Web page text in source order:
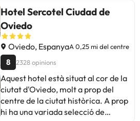
que hi ha crítiques sobre el gimnàs i
esmorzar, la majoria valora
positivament l'estada. Ideal per als
que busquen comoditat i bon
servei, malgrat petites millores per
fer. Una opció a considerar a
Oviedo!
Hotel Sercotel Ciudad de
Oviedo
Oviedo, EspanyaA 0,25 mi del centre
8 2328 opinions
Aquest hotel està situat al cor de la
ciutat d'Oviedo, molt a prop del
centre de la ciutat històrica. A prop
hi ha una variada selecció de